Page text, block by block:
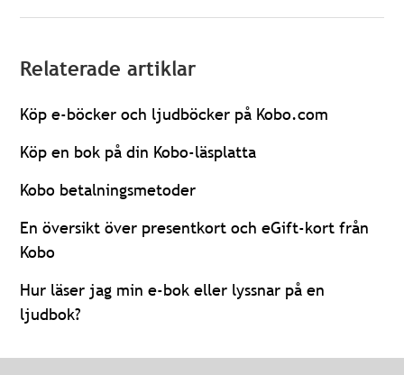
Relaterade artiklar
Köp e-böcker och ljudböcker på Kobo.com
Köp en bok på din Kobo-läsplatta
Kobo betalningsmetoder
En översikt över presentkort och eGift-kort från
Kobo
Hur läser jag min e-bok eller lyssnar på en
ljudbok?